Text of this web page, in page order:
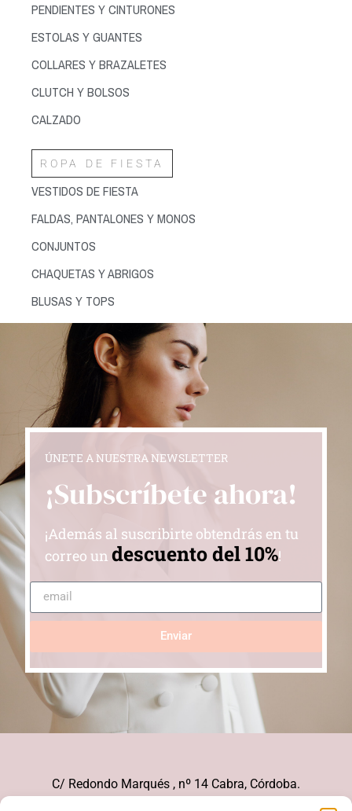
PENDIENTES Y CINTURONES
ESTOLAS Y GUANTES
COLLARES Y BRAZALETES
CLUTCH Y BOLSOS
CALZADO
ROPA DE FIESTA
VESTIDOS DE FIESTA
FALDAS, PANTALONES Y MONOS
CONJUNTOS
CHAQUETAS Y ABRIGOS
BLUSAS Y TOPS
ÚNETE A NUESTRA NEWSLETTER
¡Subscríbete ahora!
¡Además al suscribirte obtendrás en tu
correo un descuento del 10%!
Enviar
C/ Redondo Marqués , nº 14 Cabra, Córdoba.